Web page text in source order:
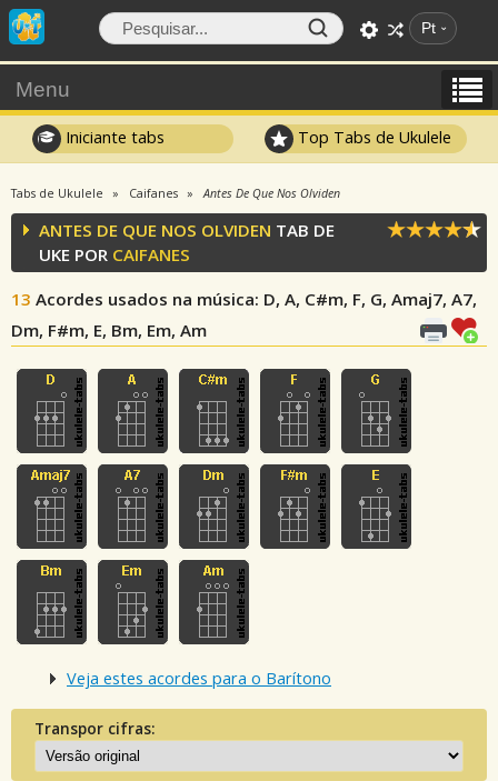
Pt
Menu
Iniciante tabs Top Tabs de Ukulele
Tabs de Ukulele Caifanes Antes De Que Nos Olviden
ANTES DE QUE NOS OLVIDEN TAB DE
UKE POR CAIFANES
13 Acordes usados na música: D, A, C#m, F, G, Amaj7, A7,
Dm, F#m, E, Bm, Em, Am
Veja estes acordes para o Barítono
Transpor cifras: